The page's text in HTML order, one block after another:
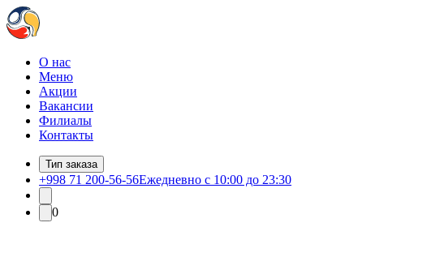
О нас
Меню
Акции
Вакансии
Филиалы
Контакты
Тип заказа
+998 71 200-56-56Ежедневно с 10:00 до 23:30
0